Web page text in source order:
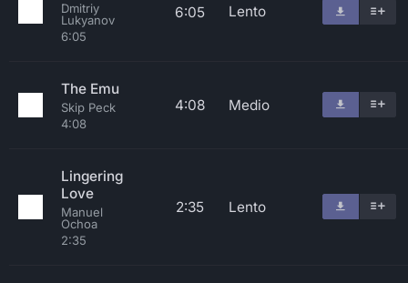
Dmitriy
Lukyanov
6:05
6:05 Lento
The Emu
Skip Peck
4:08
4:08 Medio
Lingering
Love
Manuel
Ochoa
2:35
2:35 Lento